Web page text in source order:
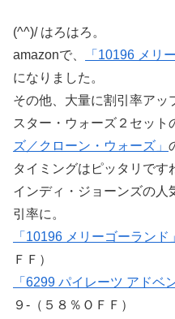
(^^)/ はろはろ。
amazonで、
「10196 メリ
になりました。
その他、大量に割引率アッ
スター・ウォーズ２セット
ズ／クローン・ウォーズ」
タイミングはピッタリです
インディ・ジョーンズの人
引率に。
「10196 メリーゴーランド」
ＦＦ）
「6299 パイレーツ アドベ
９-（５８％ＯＦＦ）